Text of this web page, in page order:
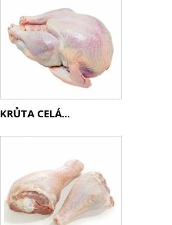
KRŮTA CELÁ...